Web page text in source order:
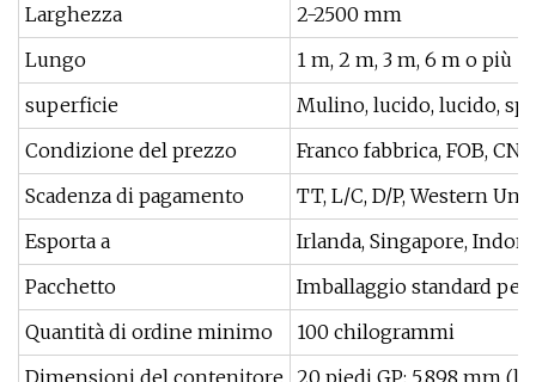
Larghezza
2-2500 mm
Lungo
1 m, 2 m, 3 m, 6 m o più
superficie
Mulino, lucido, lucido,
Condizione del prezzo
Franco fabbrica, FOB, CNF,
Scadenza di pagamento
TT, L/C, D/P, Western
Esporta a
Irlanda, Singapore,
Pacchetto
Imballaggio standard per
Quantità di ordine minimo
100 chilogrammi
Dimensioni del contenitore 20 piedi GP: 5.898 mm